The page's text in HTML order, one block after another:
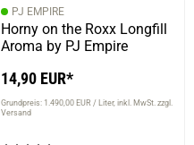
PJ EMPIRE
Horny on the Roxx Longfill
Aroma by PJ Empire
14,90 EUR*
Grundpreis: 1.490,00 EUR / Liter inkl. MwSt. zzgl.
Versand